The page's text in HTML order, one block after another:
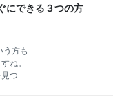
する
％
。あ
点 ３．
は、
るか
がお
会で
ュア
できる３つの方
う方も
ね。
つけ